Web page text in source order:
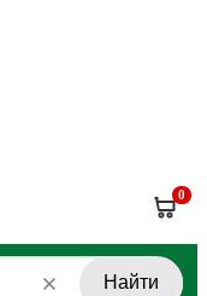
0
Найти